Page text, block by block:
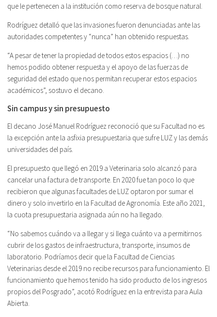
que le pertenecen a la institución como reserva de bosque natural.
Rodríguez detalló que las invasiones fueron denunciadas ante las
autoridades competentes y “nunca” han obtenido respuestas.
“A pesar de tener la propiedad de todos estos espacios (…) no
hemos podido obtener respuesta y el apoyo de las fuerzas de
seguridad del estado que nos permitan recuperar estos espacios
académicos”, sostuvo el decano.
Sin campus y sin presupuesto
El decano José Manuel Rodríguez reconoció que su Facultad no es
la excepción ante la asfixia presupuestaria que sufre LUZ y las demás
universidades del país.
El presupuesto que llegó en 2019 a Veterinaria solo alcanzó para
cancelar una factura de transporte. En 2020 fue tan poco lo que
recibieron que algunas facultades de LUZ optaron por sumar el
dinero y solo invertirlo en la Facultad de Agronomía. Este año 2021,
la cuota presupuestaria asignada aún no ha llegado.
“No sabemos cuándo va a llegar y si llega cuánto va a permitirnos
cubrir de los gastos de infraestructura, transporte, insumos de
laboratorio. Podríamos decir que la Facultad de Ciencias
Veterinarias desde el 2019 no recibe recursos para funcionamiento. El
funcionamiento que hemos tenido ha sido producto de los ingresos
propios del Posgrado”, acotó Rodríguez en la entrevista para Aula
Abierta.